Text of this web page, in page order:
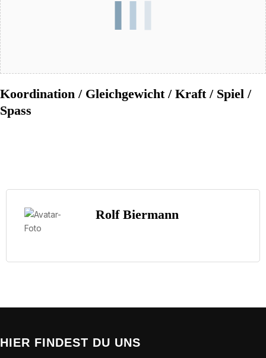
Koordination / Gleichgewicht / Kraft / Spiel /
Spass
Rolf Biermann
HIER FINDEST DU UNS